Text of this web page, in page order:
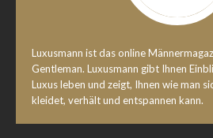
Luxusmann ist das online
Gentleman. Luxusmann gibt Ihnen
Luxus leben und zeigt, Ihnen wie man
kleidet, verhält und entspannen kann.